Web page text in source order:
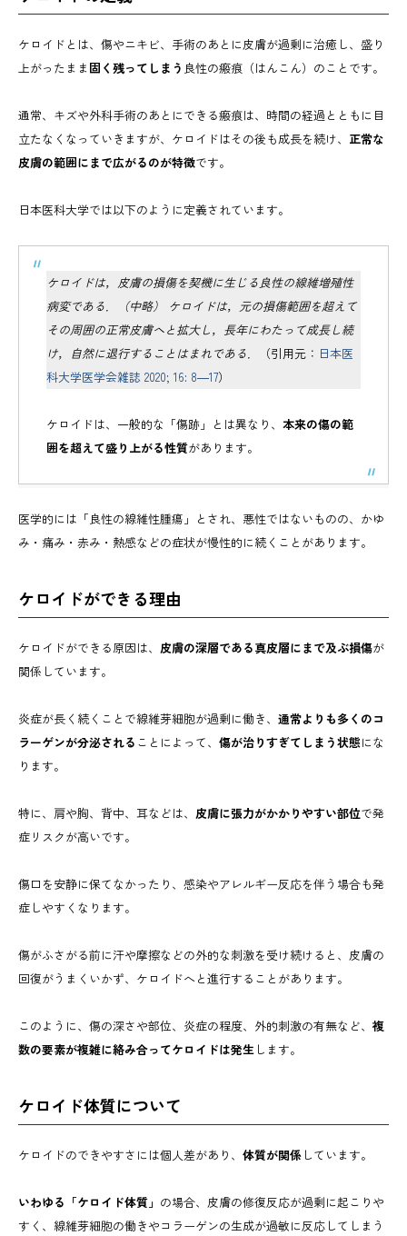
ケロイドとは、傷やニキビ、手術のあとに皮膚が過剰に治癒し、盛り
上がったまま固く残ってしまう 良性の瘢痕（はんこん）のことです。
通常、キズや外科手術のあとにできる瘢痕は、時間の経過とともに目
立たなくなっていきますが、ケロイドはその後も成長を続け、 正常な
皮膚の範囲にまで広がるのが特徴です。
日本医科大学では以下のように定義されています。
ケロイドは，皮膚の損傷を契機に生じる良性の線維増殖性
病変である．（中略） ケロイドは，元の損傷範囲を超えて
その周囲の正常皮膚へと拡大し，長年にわたって成長し続
け，自然に退行することはまれである．
（引用元： 日本医
科大学医学会雑誌 2020; 16: 8―17）
ケロイドは、一般的な「傷跡」とは異なり、 本来の傷の範
囲を超えて盛り上がる性質があります。
医学的には「良性の線維性腫瘍」とされ、悪性ではないものの、かゆ
み・痛み・赤み・熱感などの症状が慢性的に続くことがあります。
ケロイドができる理由
ケロイドができる原因は、 皮膚の深層である真皮層にまで及ぶ損傷が
関係しています。
炎症が長く続くことで線維芽細胞が過剰に働き、 通常よりも多くのコ
ラーゲンが分泌される ことによって、 傷が治りすぎてしまう状態にな
ります。
特に、肩や胸、背中、耳などは、 皮膚に張力がかかりやすい部位で発
症リスクが高いです。
傷口を安静に保てなかったり、感染やアレルギー反応を伴う場合も発
症しやすくなります。
傷がふさがる前に汗や摩擦などの外的な刺激を受け続けると、皮膚の
回復がうまくいかず、ケロイドへと進行することがあります。
このように、傷の深さや部位、炎症の程度、外的刺激の有無など、 複
数の要素が複雑に絡み合ってケロイドは発生 します。
ケロイド体質について
ケロイドのできやすさには個人差があり、 体質が関係 しています。
いわゆる「ケロイド体質」 の場合、皮膚の修復反応が過剰に起こりや
すく、線維芽細胞の働きやコラーゲンの生成が過敏に反応してしまう